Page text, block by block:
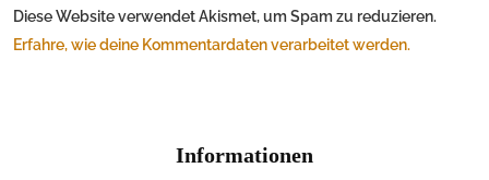
Diese Website verwendet Akismet, um Spam zu reduzieren.
Erfahre, wie deine Kommentardaten verarbeitet werden.
Informationen